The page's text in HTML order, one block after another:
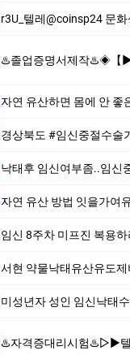
r3U_텔레@coinsp24 문
♨️졸업증명서제작♨️◈【▶텔레♥:+8210-7941-
자연 유산하면 몸에 안 좋
경상북도 #임신중절수술
낙태후 임신여부좀..임신
자연 유산 방법 잇을가여
임신 8주차 미프진 복용
서현 약물낙태유산유도
미성년자 성인 임신낙태
♨️자격증대리시험♨️▷▶텔레: muu4466」♨️#대리시험